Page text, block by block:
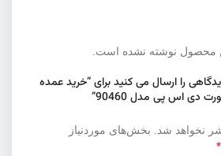
محصول نوشته نشده است.
را ارسال می کنید برای “خرید عمده
اس پی مدل 90460”
نخواهد شد.
بخش‌های موردنیاز
*